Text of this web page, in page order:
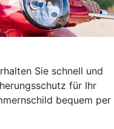
Sie schnell und
für Ihr
bequem per